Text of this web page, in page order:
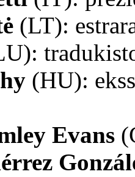
(LT):
(HU):
Evans